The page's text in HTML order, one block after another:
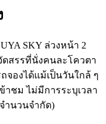
SKY ล่วงหน้า 2
ดสรรที่นั่งคนละโควตา
จองได้แม้เป็นวันใกล้ ๆ
าชม ไม่มีการระบุเวลา
ำนวนจำกัด)